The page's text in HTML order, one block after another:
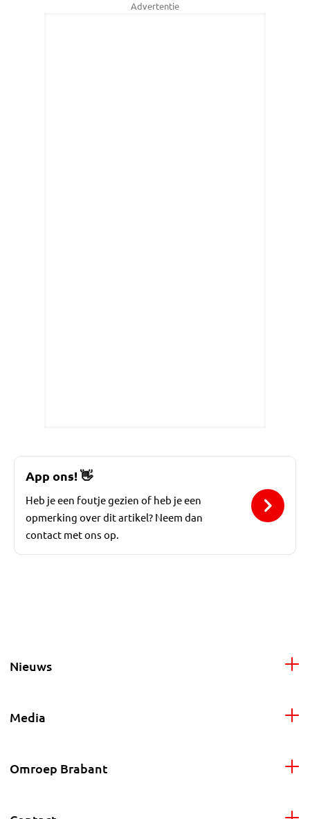
Advertentie
App ons!👋
Heb je een foutje gezien of heb je een
opmerking over dit artikel? Neem dan
contact met ons op.
Nieuws
Media
Omroep Brabant